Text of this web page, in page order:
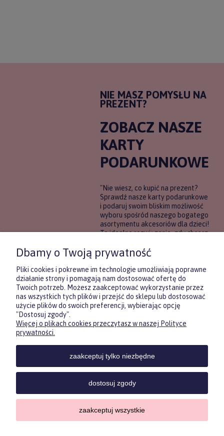
NIE MASZ POMYSŁU NA
PREZENT?
ZOBACZ NASZE
KARTY
PODARUNKOWE
"Nie wiesz, co kupić na prezent?
Sprawdź nasze karty podarunkowe
i podaruj swoim bliskim możliwość
wyboru spośród naszego bogatego
asortymentu akcesoriów dla dzieci!
To idealne rozwiązanie, gdy chcesz
pewności, co będzie najbardziej
trafione.
DOWIEDZ SIĘ WIĘCEJ
KONTAKTPOMOC MOJE
Sklep internetowy Shoper.pl
Zasubskrybuj nasz newsletter
i otrzymaj5% rabatu na pierwszyzakup.
Twój email
Dbamy o Twoją prywatność
Pliki cookies i pokrewne im technologie umożliwiają poprawne
działanie strony i pomagają nam dostosować ofertę do
Twoich potrzeb. Możesz zaakceptować wykorzystanie przez
nas wszystkich tych plików i przejść do sklepu lub dostosować
użycie plików do swoich preferencji, wybierając opcję
"Dostosuj zgody".
Więcej o plikach cookies przeczytasz w naszej Polityce
prywatności.
zaakceptuj tylko niezbędne
dostosuj zgody
zaakceptuj wszystkie